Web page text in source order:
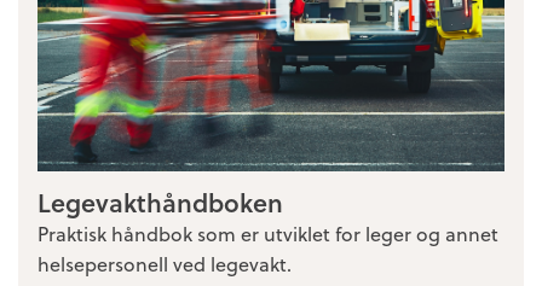
Legevakthåndboken
Praktisk håndbok som er utviklet for leger og annet
helsepersonell ved legevakt.